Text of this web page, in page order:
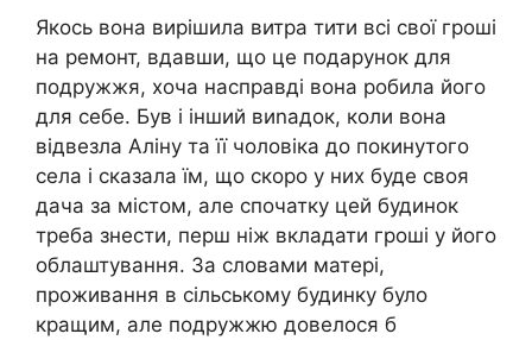
Якось вона вирішила витра тити всі свої гроші
на ремонт, вдавши, що це подарунок для
подружжя, хоча насправді вона робила його
для себе. Був і інший виnадок, коли вона
відвезла Аліну та її чоловіка до покинутого
села і сказала їм, що скоро у них буде своя
дача за містом, але спочатку цей будинок
треба знести, перш ніж вкладати гроші у його
облаштування. За словами матері,
проживання в сільському будинку було
кращим, але подружжю довелося б